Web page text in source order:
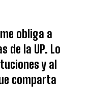
obliga a
de la UP. Lo
y al
comparta